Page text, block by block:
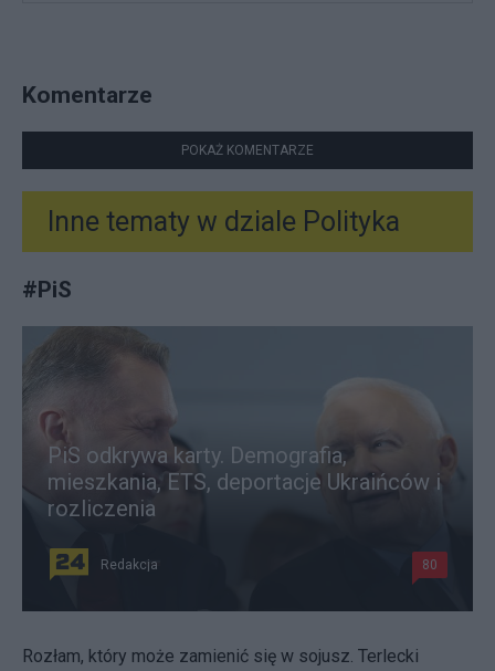
Komentarze
POKAŻ KOMENTARZE
Inne tematy w dziale Polityka
#PiS
PiS odkrywa karty. Demografia,
mieszkania, ETS, deportacje Ukraińców i
rozliczenia
Redakcja 80
Rozłam, który może zamienić się w sojusz. Terlecki